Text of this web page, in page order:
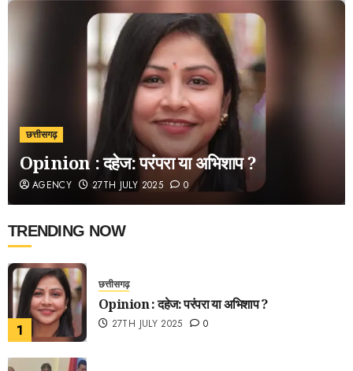
छत्तीसगढ़
Opinion : दहेज: परंपरा या अभिशाप ?
AGENCY 27TH JULY 2025 0
TRENDING NOW
1
छत्तीसगढ़
Opinion : दहेज: परंपरा या अभिशाप ?
27TH JULY 2025 0